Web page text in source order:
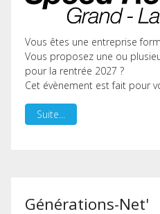
Vous êtes une entreprise
Vous proposez une ou
pour la rentrée 2027 ?
Cet évènement est fait pour
Suite...
Générations-Net'